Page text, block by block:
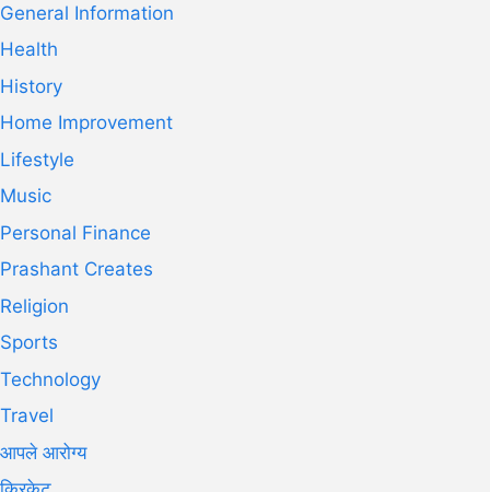
General Information
Health
History
Home Improvement
Lifestyle
Music
Personal Finance
Prashant Creates
Religion
Sports
Technology
Travel
आपले आरोग्य